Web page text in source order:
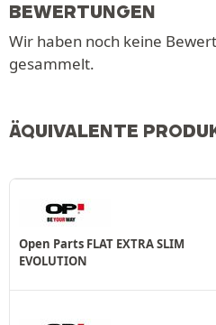
BEWERTUNGEN
Wir haben noch keine
gesammelt.
ÄQUIVALENTE
Open Parts FLAT EXTRA SLIM
EVOLUTION